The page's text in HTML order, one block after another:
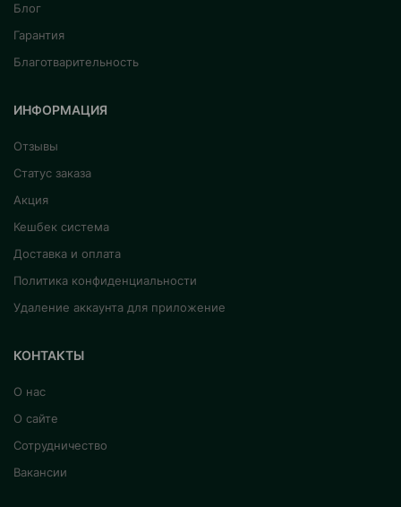
Блог
Гарантия
Благотварительность
ИНФОРМАЦИЯ
Отзывы
Статус заказа
Акция
Кешбек система
Доставка и оплата
Политика конфиденциальности
Удаление аккаунта для приложение
КОНТАКТЫ
О нас
О сайте
Сотрудничество
Вакансии